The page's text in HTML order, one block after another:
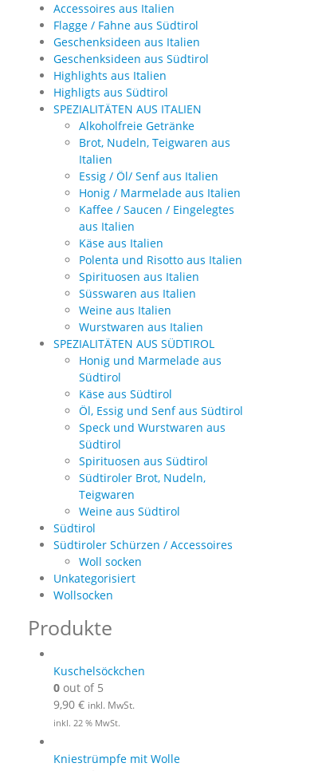
Accessoires aus Italien
Flagge / Fahne aus Südtirol
Geschenksideen aus Italien
Geschenksideen aus Südtirol
Highlights aus Italien
Highligts aus Südtirol
SPEZIALITÄTEN AUS ITALIEN
Alkoholfreie Getränke
Brot, Nudeln, Teigwaren aus
Italien
Essig / Öl/ Senf aus Italien
Honig / Marmelade aus Italien
Kaffee / Saucen / Eingelegtes
aus Italien
Käse aus Italien
Polenta und Risotto aus Italien
Spirituosen aus Italien
Süsswaren aus Italien
Weine aus Italien
Wurstwaren aus Italien
SPEZIALITÄTEN AUS SÜDTIROL
Honig und Marmelade aus
Südtirol
Käse aus Südtirol
Öl, Essig und Senf aus Südtirol
Speck und Wurstwaren aus
Südtirol
Spirituosen aus Südtirol
Südtiroler Brot, Nudeln,
Teigwaren
Weine aus Südtirol
Südtirol
Südtiroler Schürzen / Accessoires
Woll socken
Unkategorisiert
Wollsocken
Produkte
Kuschelsöckchen
0out of 5
9,90 € inkl. MwSt.
inkl. 22 % MwSt.
Kniestrümpfe mit Wolle